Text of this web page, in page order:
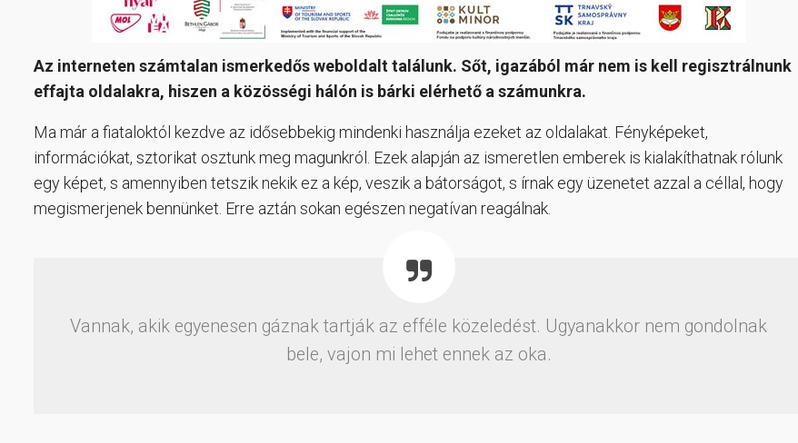
Az interneten számtalan ismerkedős weboldalt találunk. Sőt, igazából már nem is kell regisztrálnunk
effajta oldalakra, hiszen a közösségi hálón is bárki elérhető a számunkra.
Ma már a fiataloktól kezdve az idősebbekig mindenki használja ezeket az oldalakat. Fényképeket,
információkat, sztorikat osztunk meg magunkról. Ezek alapján az ismeretlen emberek is kialakíthatnak rólunk
egy képet, s amennyiben tetszik nekik ez a kép, veszik a bátorságot, s írnak egy üzenetet azzal a céllal, hogy
megismerjenek bennünket. Erre aztán sokan egészen negatívan reagálnak.
Vannak, akik egyenesen gáznak tartják az efféle közeledést. Ugyanakkor nem gondolnak
bele, vajon mi lehet ennek az oka.